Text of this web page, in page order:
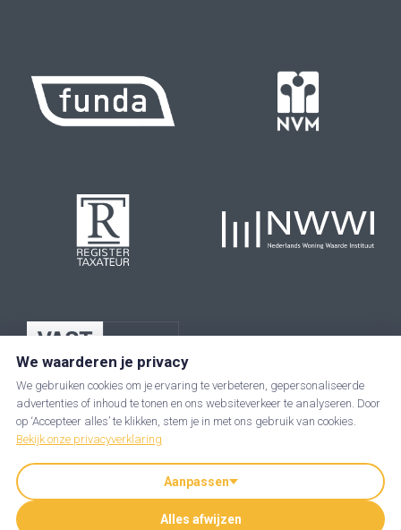
| BTW nummer: NL864919542B01
We waarderen je privacy
We gebruiken cookies om je ervaring te verbeteren, gepersonaliseerde
advertenties of inhoud te tonen en ons websiteverkeer te analyseren. Door
op ‘Accepteer alles’ te klikken, stem je in met ons gebruik van cookies.
Bekijk onze privacyverklaring
Aanpassen
Alles afwijzen